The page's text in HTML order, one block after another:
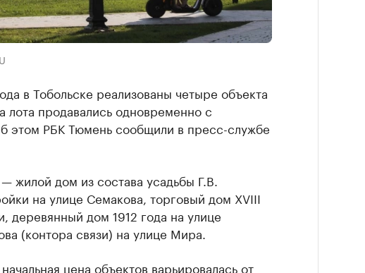
в Тобольске реализованы четыре объекта
лота продавались одновременно с
этом РБК Тюмень сообщили в пресс-службе
жилой дом из состава усадьбы Г.В.
на улице Семакова, торговый дом XVIII
деревянный дом 1912 года на улице
(контора связи) на улице Мира.
цена объектов варьировалась от